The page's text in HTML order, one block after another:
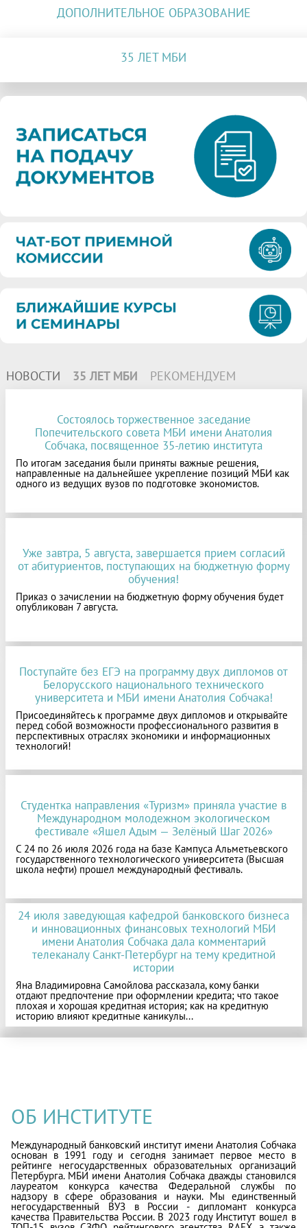
ДОПОЛНИТЕЛЬНОЕ ОБРАЗОВАНИЕ
35 ЛЕТ МБИ
НОВОСТИ 35 ЛЕТ МБИ РЕКОМЕНДУЕМ
Состоялось торжественное заседание
Попечительского совета МБИ имени Анатолия
Собчака, посвященное 35-летию института
По итогам заседания были приняты важные решения,
направленные на дальнейшее укрепление позиций МБИ как
одного из ведущих вузов по подготовке экономистов.
Уже завтра, 5 августа, завершается прием согласий
от абитуриентов, поступающих на бюджетную форму
обучения!
Приказ о зачислении на бюджетную форму обучения будет
опубликован 7 августа.
Поступайте без ЕГЭ на программу двух дипломов от
Белорусского национального технического
университета и МБИ имени Анатолия Собчака!
Присоединяйтесь к программе двух дипломов и открывайте
перед собой возможности профессионального развития в
перспективных отраслях экономики и информационных
технологий!
Студентка направления «Туризм» приняла участие в
Международном молодежном экологическом
фестивале «Яшел Адым — Зелёный Шаг 2026»
С 24 по 26 июля 2026 года на базе Кампуса Альметьевского
государственного технологического университета (Высшая
школа нефти) прошел международный фестиваль.
24 июля заведующая кафедрой банковского бизнеса
и инновационных финансовых технологий МБИ
имени Анатолия Собчака дала комментарий
телеканалу Санкт-Петербург на тему кредитной
истории
Яна Владимировна Самойлова рассказала, кому банки
отдают предпочтение при оформлении кредита; что такое
плохая и хорошая кредитная история; как на кредитную
историю влияют кредитные каникулы...
ОБ ИНСТИТУТЕ
Международный банковский институт имени Анатолия Собчака
основан в 1991 году и сегодня занимает первое место в
рейтинге негосударственных образовательных организаций
Петербурга. МБИ имени Анатолия Собчака дважды становился
лауреатом конкурса качества Федеральной службы по
надзору в сфере образования и науки. Мы единственный
негосударственный ВУЗ в России - дипломант конкурса
качества Правительства России. В 2023 году Институт вошел в